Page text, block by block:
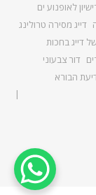
לאופנוע ים
דייג מסירה טרולינג
דייג בחכות
דור צבעוני
הבורא